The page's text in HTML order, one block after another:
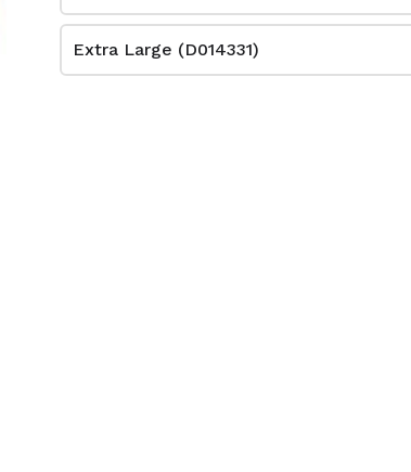
Extra Large (D014331)